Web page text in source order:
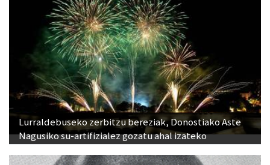
Lurraldebuseko zerbitzu bereziak, Donostiako Aste
Nagusiko su-artifizialez gozatu ahal izateko